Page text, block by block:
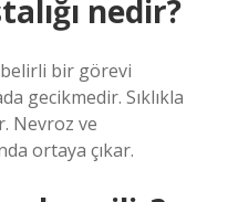
nedir?
belirli bir görevi
gecikmedir. Sıklıkla
Nevroz ve
ortaya çıkar.